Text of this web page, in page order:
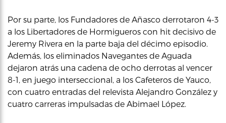
Por su parte, los Fundadores de Añasco derrotaron 4-3
a los Libertadores de Hormigueros con hit decisivo de
Jeremy Rivera en la parte baja del décimo episodio.
Además, los eliminados Navegantes de Aguada
dejaron atrás una cadena de ocho derrotas al vencer
8-1, en juego interseccional, a los Cafeteros de Yauco,
con cuatro entradas del relevista Alejandro González y
cuatro carreras impulsadas de Abimael López.